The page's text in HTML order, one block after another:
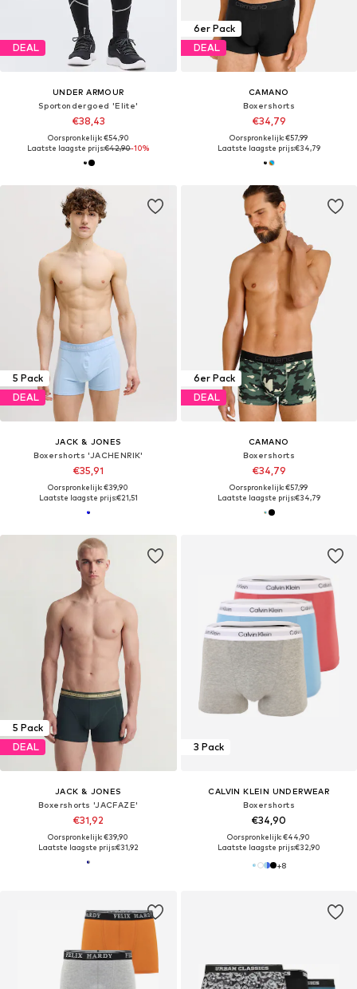
DEAL
UNDER ARMOUR
Sportondergoed 'Elite'
€38,43
Oorspronkelijk: €54,90
Laatste laagste prijs:€42,90-10%
6er Pack
DEAL
CAMANO
Boxershorts
€34,79
Oorspronkelijk: €57,99
Laatste laagste prijs:€34,79
5 Pack
DEAL
JACK & JONES
Boxershorts 'JACHENRIK'
€35,91
Oorspronkelijk: €39,90
Laatste laagste prijs:€21,51
6er Pack
DEAL
CAMANO
Boxershorts
€34,79
Oorspronkelijk: €57,99
Laatste laagste prijs:€34,79
5 Pack
DEAL
JACK & JONES
Boxershorts 'JACFAZE'
€31,92
Oorspronkelijk: €39,90
Laatste laagste prijs:€31,92
3 Pack
CALVIN KLEIN UNDERWEAR
Boxershorts
€34,90
Oorspronkelijk: €44,90
Laatste laagste prijs:€32,90
+8